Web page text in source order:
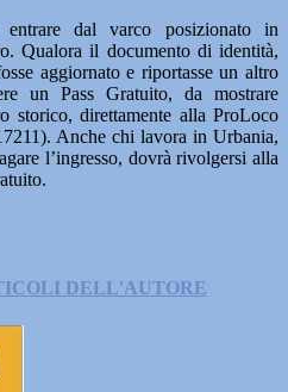
dal varco posizionato in
Qualora il documento di identità,
aggiornato e riportasse un altro
un Pass Gratuito, da mostrare
storico, direttamente alla ProLoco
Anche chi lavora in Urbania,
l’ingresso, dovrà rivolgersi alla
DELL'AUTORE